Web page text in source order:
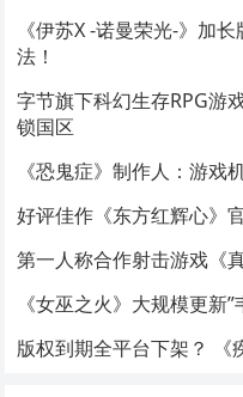
《伊苏X -诺曼荣光-》加
法！
字节旗下科幻生存RPG游
锁国区
《恐鬼症》制作人：游戏
好评佳作《东方红辉心》
第一人称合作射击游戏《
《女巫之火》大规模更新
版权到期全平台下架？ 《